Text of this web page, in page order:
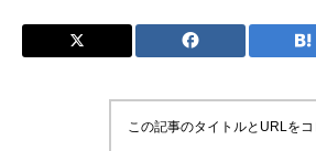
この記事のタイトルとURLを